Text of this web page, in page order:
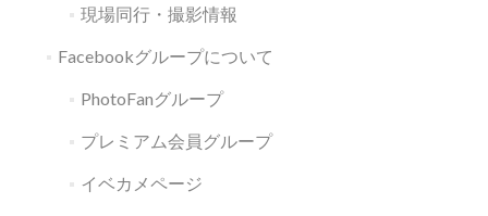
現場同行・撮影情報
Facebookグループについて
PhotoFanグループ
プレミアム会員グループ
イベカメページ